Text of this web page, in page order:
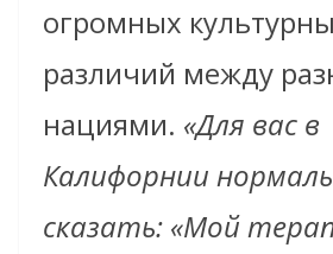
огромных
различий между
нациями. «Для вас в
Калифорнии
сказать: «Мой